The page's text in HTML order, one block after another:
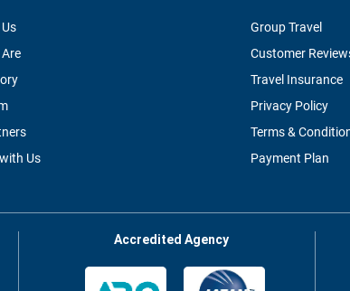
Us
Group Travel
Customer
Travel Insurance
Privacy Policy
Terms &
Payment Plan
Accredited Agency